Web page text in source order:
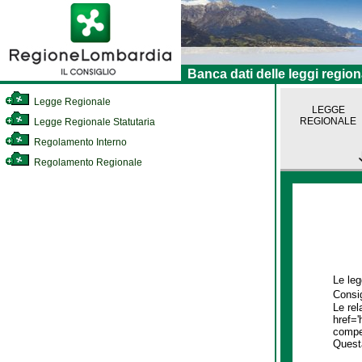
Banca dati delle leggi
Legge Regionale
Legge Regionale Statutaria
Regolamento Interno
Regolamento Regionale
LEGGE
REGIONALE
Le
Le